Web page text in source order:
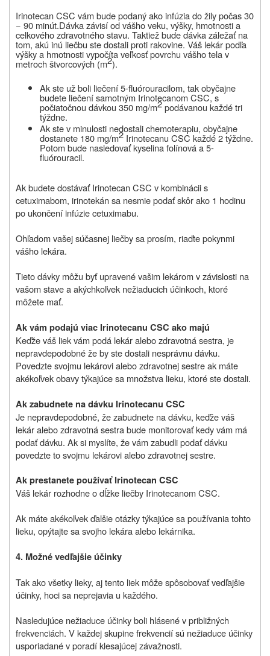
Irinotecan CSC vám bude podaný ako infúzia do žily počas 30
− 90 minút.Dávka závisí od vášho veku, výšky, hmotnosti a
celkového zdravotného stavu. Taktiež bude dávka záležať na
tom, akú inú liečbu ste dostali proti rakovine. Váš lekár podľa
výšky a hmotnosti vypočíta veľkosť povrchu vášho tela v
metroch štvorcových (m2).
Ak ste už boli liečení 5-fluórouracilom, tak obyčajne
budete liečení samotným Irinotecanom CSC, s
počiatočnou dávkou 350 mg/m2podávanou každé tri
týždne.
Ak ste v minulosti nedostali chemoterapiu, obyčajne
dostanete 180 mg/m2 Irinotecanu CSC každé 2 týždne.
Potom bude nasledovať kyselina folínová a 5-
fluórouracil.
Ak budete dostávať Irinotecan CSC v kombinácii s
cetuximabom, irinotekán sa nesmie podať skôr ako 1 hodinu
po ukončení infúzie cetuximabu.
Ohľadom vašej súčasnej liečby sa prosím, riaďte pokynmi
vášho lekára.
Tieto dávky môžu byť upravené vašim lekárom v závislosti na
vašom stave a akýchkoľvek nežiaducich účinkoch, ktoré
môžete mať.
Ak vám podajú viac Irinotecanu CSC ako majú
Keďže váš liek vám podá lekár alebo zdravotná sestra, je
nepravdepodobné že by ste dostali nesprávnu dávku.
Povedzte svojmu lekárovi alebo zdravotnej sestre ak máte
akékoľvek obavy týkajúce sa množstva lieku, ktoré ste dostali.
Ak zabudnete na dávku Irinotecanu CSC
Je nepravdepodobné, že zabudnete na dávku, keďže váš
lekár alebo zdravotná sestra bude monitorovať kedy vám má
podať dávku. Ak si myslíte, že vám zabudli podať dávku
povedzte to svojmu lekárovi alebo zdravotnej sestre.
Ak prestanete používať Irinotecan CSC
Váš lekár rozhodne o dĺžke liečby Irinotecanom CSC.
Ak máte akékoľvek ďalšie otázky týkajúce sa používania tohto
lieku, opýtajte sa svojho lekára alebo lekárnika.
4. Možné vedľajšie účinky
Tak ako všetky lieky, aj tento liek môže spôsobovať vedľajšie
účinky, hoci sa neprejavia u každého.
Nasledujúce nežiaduce účinky boli hlásené v približných
frekvenciách. V každej skupine frekvencií sú nežiaduce účinky
usporiadané v poradí klesajúcej závažnosti.